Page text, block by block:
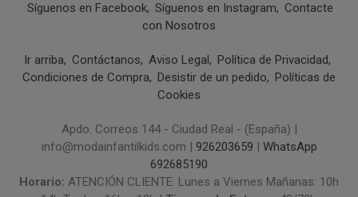
Síguenos en Facebook Síguenos en Instagram
Contacte
con Nosotros
Ir arriba Contáctanos Aviso Legal
Política de Privacidad
Condiciones de Compra
Desistir de un pedido
Políticas de
Cookies
Apdo. Correos 144 - Ciudad Real - (España) |
info@modainfantilkids.com | 926203659 | WhatsApp
692685190
Horario: ATENCIÓN CLIENTE: Lunes a Viernes Mañanas: 10h